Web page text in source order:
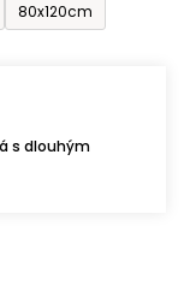
80x120cm
s dlouhým